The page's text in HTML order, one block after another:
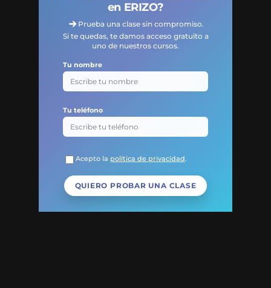
en ERIZO?
Prueba una clase sin compromiso.
Si te quedas, te damos acceso gratuito a
uno de nuestros cursos.
Tu nombre
Tu teléfono
Acepto la política de privacidad.